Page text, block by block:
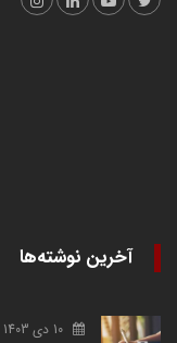
آخرین نوشته‌ها
10 دی 1403